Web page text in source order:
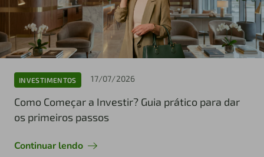
INVESTIMENTOS 17/07/2026
Como Começar a Investir? Guia prático para dar
os primeiros passos
Continuar lendo